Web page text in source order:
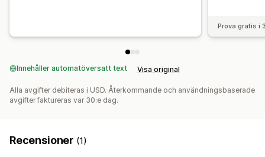
Prova gratis i
Innehåller automatöversatt text Visa original
Alla avgifter debiteras i USD. Återkommande och användningsbaserade
avgifter faktureras var 30:e dag.
Recensioner (1)